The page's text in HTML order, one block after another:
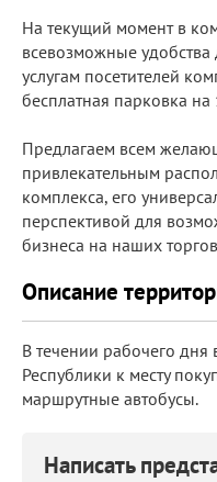
На текущий момент в
всевозможные
услугам посетителей
бесплатная парковка
Предлагаем всем
привлекательным
комплекса, его
перспективой для
бизнеса на наших
Описание
В течении рабочего
Республики к месту
маршрутные автобусы.
Написать